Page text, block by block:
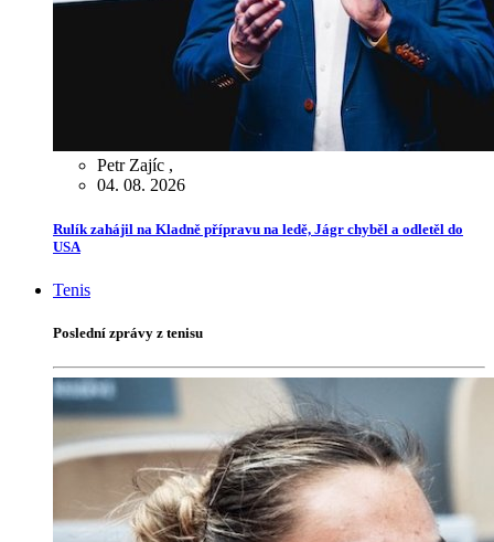
Petr Zajíc ,
04. 08. 2026
Rulík zahájil na Kladně přípravu na ledě, Jágr chyběl a odletěl do
USA
Tenis
Poslední zprávy z tenisu